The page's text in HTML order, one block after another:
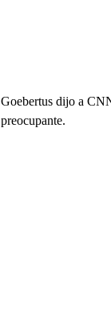
Goebertus dijo a
preocupante.